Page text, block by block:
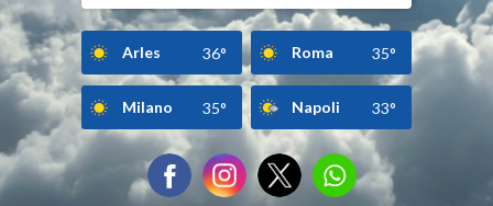
Arles 36° Roma 35°
Milano 35° Napoli 33°